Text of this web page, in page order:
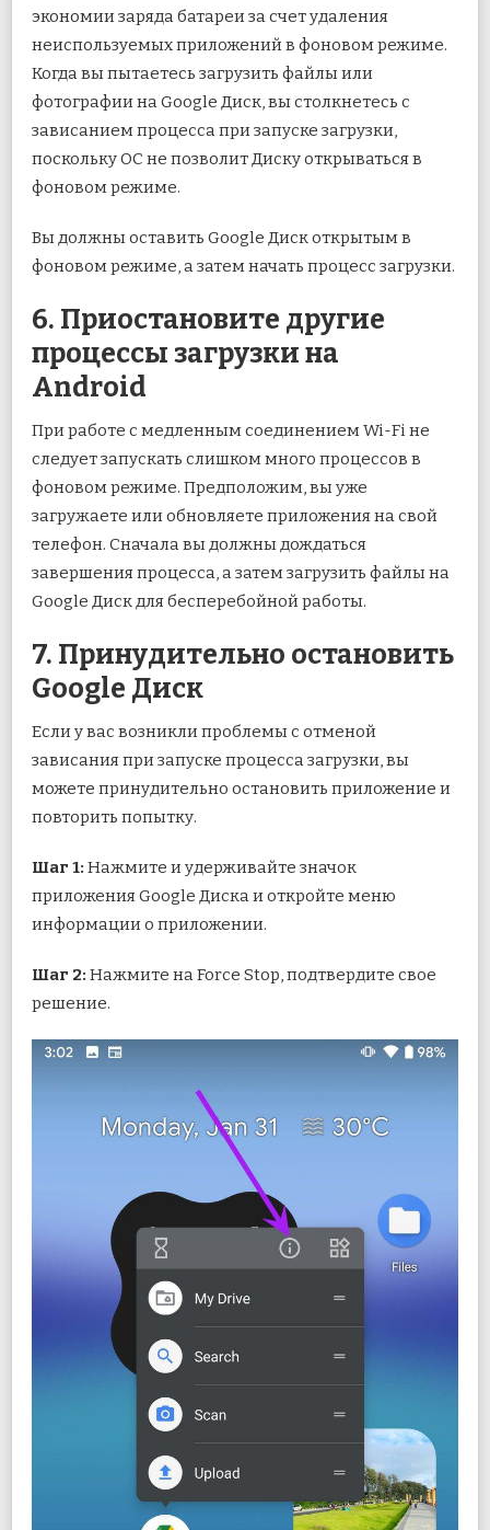
экономии заряда батареи за счет удаления
неиспользуемых приложений в фоновом режиме.
Когда вы пытаетесь загрузить файлы или
фотографии на Google Диск, вы столкнетесь с
зависанием процесса при запуске загрузки,
поскольку ОС не позволит Диску открываться в
фоновом режиме.
Вы должны оставить Google Диск открытым в
фоновом режиме, а затем начать процесс загрузки.
6. Приостановите другие
процессы загрузки на
Android
При работе с медленным соединением Wi-Fi не
следует запускать слишком много процессов в
фоновом режиме. Предположим, вы уже
загружаете или обновляете приложения на свой
телефон. Сначала вы должны дождаться
завершения процесса, а затем загрузить файлы на
Google Диск для бесперебойной работы.
7. Принудительно остановить
Google Диск
Если у вас возникли проблемы с отменой
зависания при запуске процесса загрузки, вы
можете принудительно остановить приложение и
повторить попытку.
Шаг 1: Нажмите и удерживайте значок
приложения Google Диска и откройте меню
информации о приложении.
Шаг 2: Нажмите на Force Stop, подтвердите свое
решение.